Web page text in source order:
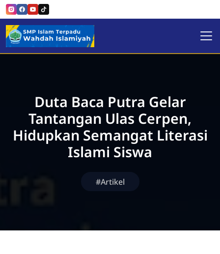
SMP Islam Terpadu Wahdah
Duta Baca Putra Gelar
Tantangan Ulas Cerpen,
Hidupkan Semangat Literasi
Islami Siswa
#Artikel